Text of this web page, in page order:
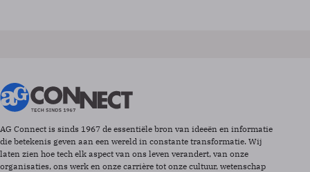
AG Connect is sinds 1967 de essentiële bron van ideeën en informatie
die betekenis geven aan een wereld in constante transformatie. Wij
laten zien hoe tech elk aspect van ons leven verandert, van onze
organisaties, ons werk en onze carrière tot onze cultuur, wetenschap